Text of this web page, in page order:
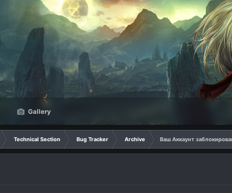
Gallery
Technical Section Bug Tracker Archive
Ваш Аккаунт